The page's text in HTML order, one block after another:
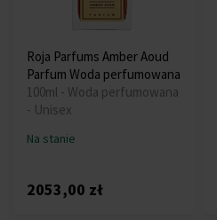
Roja Parfums Amber Aoud
Parfum Woda perfumowana
100ml - Woda perfumowana
- Unisex
Na stanie
2053,00 zł